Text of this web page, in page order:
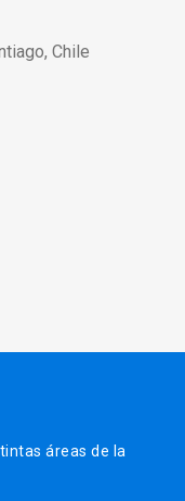
Chile
áreas de la